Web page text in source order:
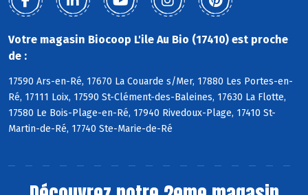
Votre magasin Biocoop L'ile Au Bio (17410) est proche
de :
17590 Ars-en-Ré, 17670 La Couarde s/Mer, 17880 Les Portes-en-
Ré, 17111 Loix, 17590 St-Clément-des-Baleines, 17630 La Flotte,
17580 Le Bois-Plage-en-Ré, 17940 Rivedoux-Plage, 17410 St-
Martin-de-Ré, 17740 Ste-Marie-de-Ré